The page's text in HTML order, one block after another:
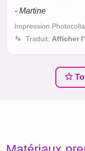
- Martine
Impression
Traduit: Afficher